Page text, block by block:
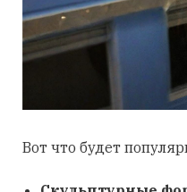
Вот что будет